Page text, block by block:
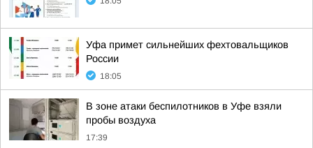
Уфа примет сильнейших фехтовальщиков
России
18:05
В зоне атаки беспилотников в Уфе взяли
пробы воздуха
17:39